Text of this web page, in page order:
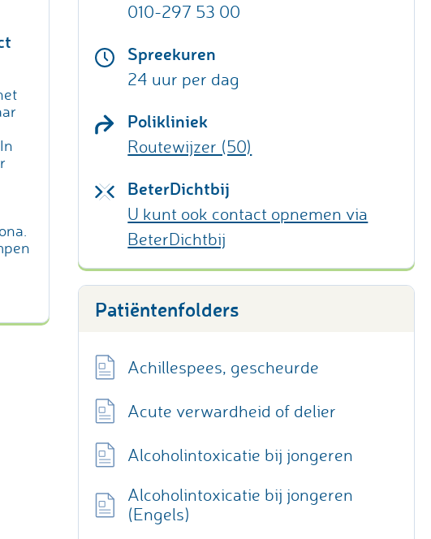
010-297 53 00
Spreekuren
24 uur per dag
Polikliniek
Routewijzer (50)
BeterDichtbij
U kunt ook contact opnemen via
BeterDichtbij
Patiëntenfolders
Achillespees, gescheurde
Acute verwardheid of delier
Alcoholintoxicatie bij jongeren
Alcoholintoxicatie bij jongeren
(Engels)